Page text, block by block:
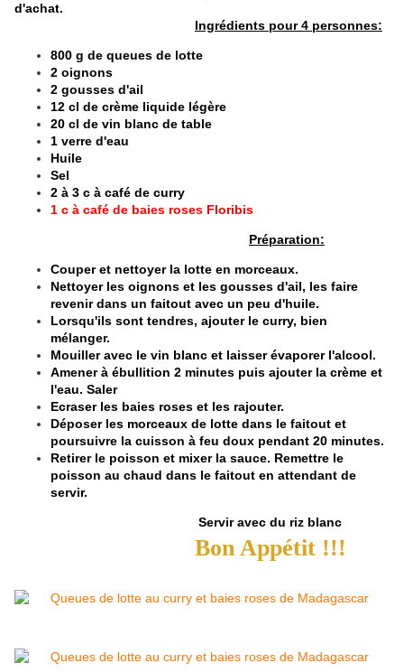
d'achat.
Ingrédients pour 4 personnes:
800 g de queues de lotte
2 oignons
2 gousses d'ail
12 cl de crème liquide légère
20 cl de vin blanc de table
1 verre d'eau
Huile
Sel
2 à 3 c à café de curry
1 c à café de baies roses Floribis
Préparation:
Couper et nettoyer la lotte en morceaux.
Nettoyer les oignons et les gousses d'ail, les faire
revenir dans un faitout avec un peu d'huile.
Lorsqu'ils sont tendres, ajouter le curry, bien
mélanger.
Mouiller avec le vin blanc et laisser évaporer l'alcool.
Amener à ébullition 2 minutes puis ajouter la crème et
l'eau. Saler
Ecraser les baies roses et les rajouter.
Déposer les morceaux de lotte dans le faitout et
poursuivre la cuisson à feu doux pendant 20 minutes.
Retirer le poisson et mixer la sauce. Remettre le
poisson au chaud dans le faitout en attendant de
servir.
​​​​​​​Servir avec du riz blanc
Bon Appétit !!!